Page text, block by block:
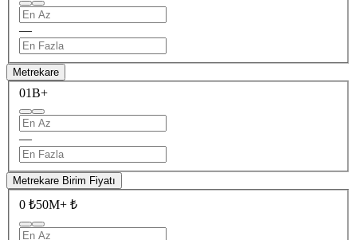
—
Metrekare
01B+
—
Metrekare Birim Fiyatı
0 ₺50M+ ₺